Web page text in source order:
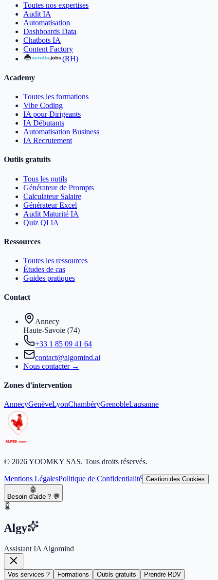
Toutes nos expertises
Audit IA
Automatisation
Dashboards Data
Chatbots IA
Content Factory
(RH)
Academy
Toutes les formations
Vibe Coding
IA pour Dirigeants
IA Débutants
Automatisation Business
IA Recrutement
Outils gratuits
Tous les outils
Générateur de Prompts
Calculateur Salaire
Générateur Excel
Audit Maturité IA
Quiz QI IA
Ressources
Toutes les ressources
Études de cas
Guides pratiques
Contact
Annecy
Haute-Savoie (74)
+33 1 85 09 41 64
contact@algomind.ai
Nous contacter →
Zones d'intervention
AnnecyGenèveLyonChambéryGrenobleLausanne
© 2026 YOOMKY SAS. Tous droits réservés.
Mentions LégalesPolitique de Confidentialité Gestion des Cookies
🤖
Besoin d'aide ? 💬
🤖
Algy
Assistant IA Algomind
Vos services ? Formations Outils gratuits Prendre RDV